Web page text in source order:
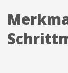
Makerbot und
3D Drucker gut
geeignet. Die
sind durch